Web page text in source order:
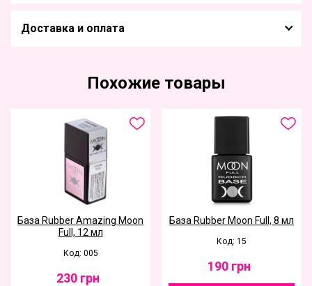
Доставка и оплата
Похожие товары
База Rubber Amazing Moon
Full, 12 мл
Код: 005
230 грн
База Rubber Moon Full, 8 мл
Код: 15
190 грн